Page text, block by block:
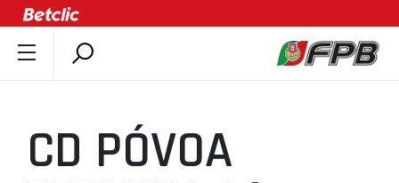
DOCUMENTOS
ÚLTIMAS
CD PÓVOA